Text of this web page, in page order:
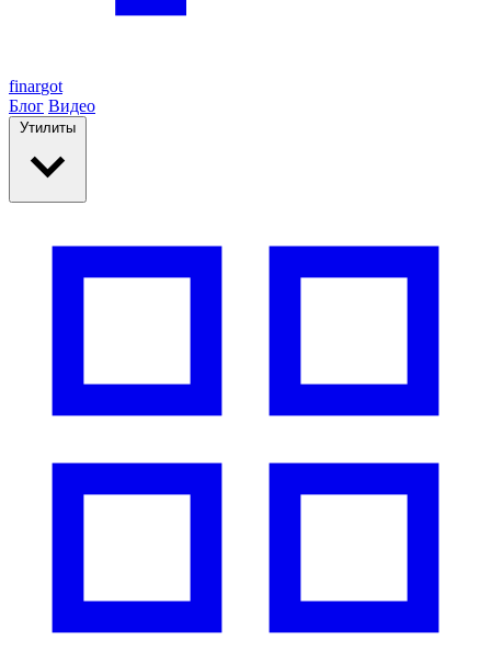
finargot
Блог Видео
Утилиты